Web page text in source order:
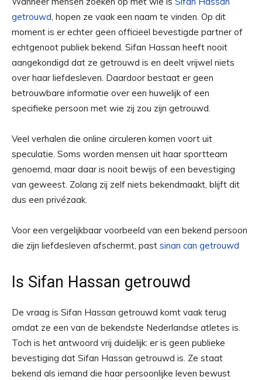
getrouwd, hopen ze vaak een naam te vinden. Op dit
moment is er echter geen officieel bevestigde partner of
echtgenoot publiek bekend. Sifan Hassan heeft nooit
aangekondigd dat ze getrouwd is en deelt vrijwel niets
over haar liefdesleven. Daardoor bestaat er geen
betrouwbare informatie over een huwelijk of een
specifieke persoon met wie zij zou zijn getrouwd.
Veel verhalen die online circuleren komen voort uit
speculatie. Soms worden mensen uit haar sportteam
genoemd, maar daar is nooit bewijs of een bevestiging
van geweest. Zolang zij zelf niets bekendmaakt, blijft dit
dus een privézaak.
Voor een vergelijkbaar voorbeeld van een bekend persoon
die zijn liefdesleven afschermt, past sinan can getrouwd
Is Sifan Hassan getrouwd
De vraag is Sifan Hassan getrouwd komt vaak terug
omdat ze een van de bekendste Nederlandse atletes is.
Toch is het antwoord vrij duidelijk: er is geen publieke
bevestiging dat Sifan Hassan getrouwd is. Ze staat
bekend als iemand die haar persoonlijke leven bewust